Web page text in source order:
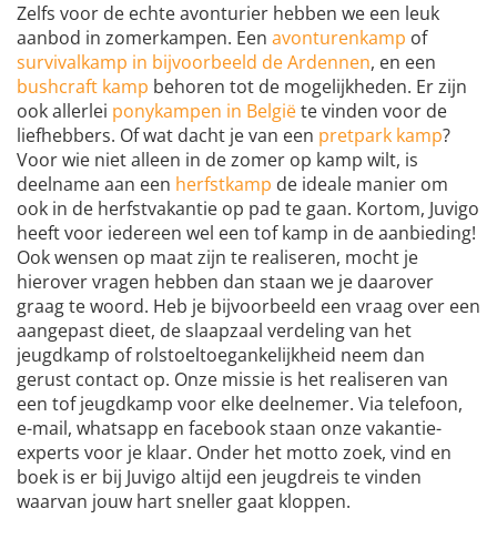
Zelfs voor de echte avonturier hebben we een leuk
aanbod in zomerkampen. Een avonturenkamp of
survivalkamp in bijvoorbeeld de Ardennen, en een
bushcraft kamp behoren tot de mogelijkheden. Er zijn
ook allerlei ponykampen in Belgiëte vinden voor de
liefhebbers. Of wat dacht je van een pretpark kamp?
Voor wie niet alleen in de zomer op kamp wilt, is
deelname aan een herfstkamp de ideale manier om
ook in de herfstvakantie op pad te gaan. Kortom, Juvigo
heeft voor iedereen wel een tof kamp in de aanbieding!
Ook wensen op maat zijn te realiseren, mocht je
hierover vragen hebben dan staan we je daarover
graag te woord. Heb je bijvoorbeeld een vraag over een
aangepast dieet, de slaapzaal verdeling van het
jeugdkamp of rolstoeltoegankelijkheid neem dan
gerust contact op. Onze missie is het realiseren van
een tof jeugdkamp voor elke deelnemer. Via telefoon,
e-mail, whatsapp en facebook staan onze vakantie-
experts voor je klaar. Onder het motto zoek, vind en
boek is er bij Juvigo altijd een jeugdreis te vinden
waarvan jouw hart sneller gaat kloppen.